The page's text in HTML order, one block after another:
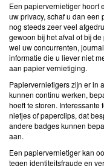
Een papiervernietiger hoort
uw privacy, schaf u dan een
nog steeds zeer veel
gewoon bij het afval of bij
wel uw concurrenten,
informatie die u liever niet
aan papier vernietiging.
Papiervernietigers zijn er in
kunnen continu werken,
hoeft te storen. Interessante
nietjes of paperclips, dat
andere badges kunnen
aan.
Een papiervernietiger kan
tegen identiteitsfraude en